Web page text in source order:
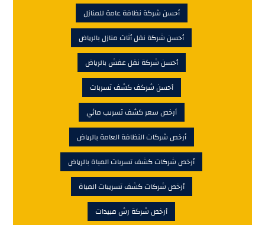
أحسن شركة نظافة عامة للمنازل
أحسن شركة نقل أثاث منازل بالرياض
أحسن شركة نقل عفش بالرياض
أحسن شركف كشف تسربات
أرخص سعر كشف تسريب مائي
أرخص شركات النظافة العامة بالرياض
أرخص شركات كشف تسربات المياة بالرياض
أرخص شركات كشف تسريبات المياة
أرخص شركة رش مبيدات